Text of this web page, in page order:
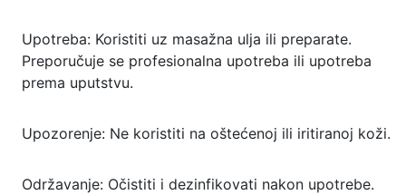
Upotreba: Koristiti uz masažna ulja ili preparate.
Preporučuje se profesionalna upotreba ili upotreba
prema uputstvu.
Upozorenje: Ne koristiti na oštećenoj ili iritiranoj koži.
Održavanje: Očistiti i dezinfikovati nakon upotrebe.